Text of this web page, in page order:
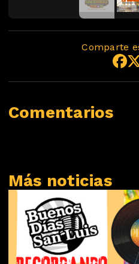
Comparte
Comentarios
Más noticias